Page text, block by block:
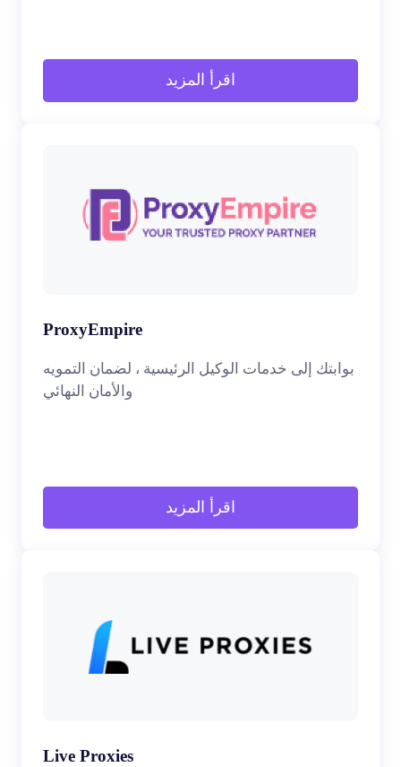
اقرأ المزيد
ProxyEmpire
بوابتك إلى خدمات الوكيل الرئيسية ، لضمان التمويه
والأمان النهائي
اقرأ المزيد
Live Proxies